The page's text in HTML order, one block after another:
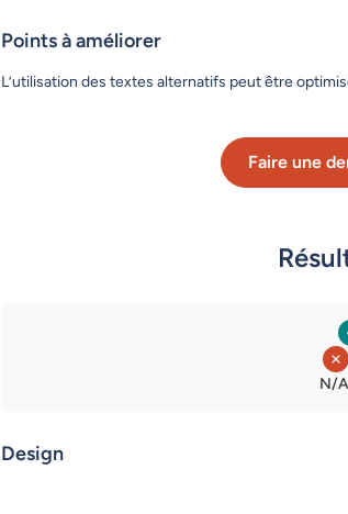
Points à améliorer
L’utilisation des textes alternatifs peut être
Faire une
N/A
Design